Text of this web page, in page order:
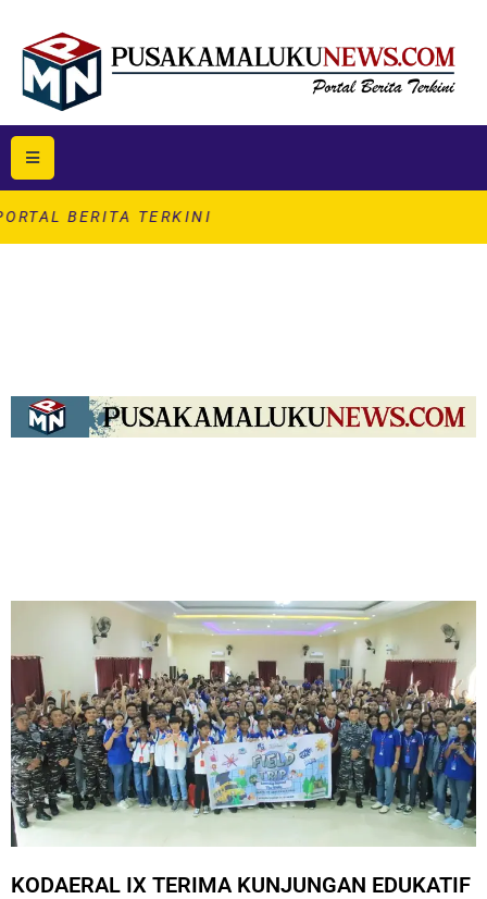
TERKINI
KODAERAL IX TERIMA KUNJUNGAN EDUKATIF